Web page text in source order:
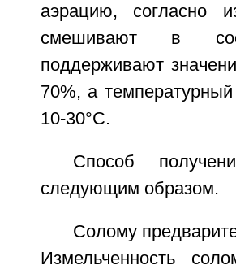
аэрацию, согласно
смешивают в
поддерживают
70%, а
10-30°C.
Способ
следующим образом.
Солому
Измельченность